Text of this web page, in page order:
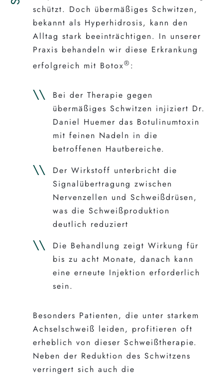
schützt. Doch übermäßiges Schwitzen,
bekannt als Hyperhidrosis, kann den
Alltag stark beeinträchtigen. In unserer
Praxis behandeln wir diese Erkrankung
erfolgreich mit Botox® :
Bei der Therapie gegen
übermäßiges Schwitzen injiziert Dr.
Daniel Huemer das Botulinumtoxin
mit feinen Nadeln in die
betroffenen Hautbereiche.
Der Wirkstoff unterbricht die
Signalübertragung zwischen
Nervenzellen und Schweißdrüsen,
was die Schweißproduktion
deutlich reduziert
Die Behandlung zeigt Wirkung für
bis zu acht Monate, danach kann
eine erneute Injektion erforderlich
sein.
Besonders Patienten, die unter starkem
Achselschweiß leiden, profitieren oft
erheblich von dieser Schweißtherapie.
Neben der Reduktion des Schwitzens
verringert sich auch die